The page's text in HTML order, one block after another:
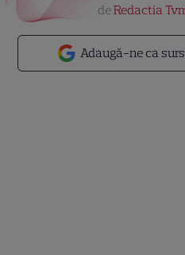
Adaugă-ne ca
deRedactia